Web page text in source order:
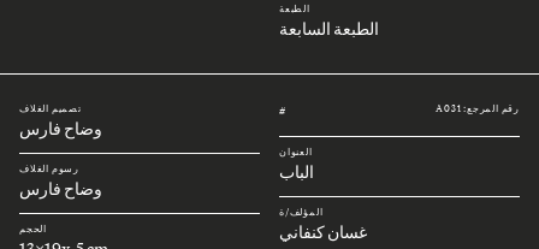
الطبعة
الطبعة السابعة
رقم المرجع: A031 #
العنوان
الباب
المؤلف/ة
غسان كنفاني
تصميم الغلاف
وضاح فارس
رسوم الغلاف
وضاح فارس
الحجم